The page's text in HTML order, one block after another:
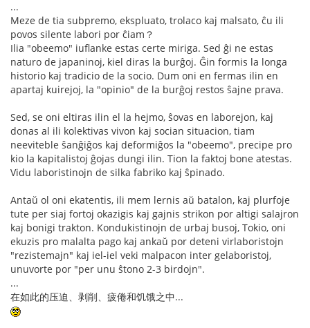
...
Meze de tia subpremo, ekspluato, trolaco kaj malsato, ĉu ili
povos silente labori por ĉiam？
Ilia "obeemo" iuflanke estas certe miriga. Sed ĝi ne estas
naturo de japaninoj, kiel diras la burĝoj. Ĝin formis la longa
historio kaj tradicio de la socio. Dum oni en fermas ilin en
apartaj kuirejoj, la "opinio" de la burĝoj restos ŝajne prava.
Sed, se oni eltiras ilin el la hejmo, ŝovas en laborejon, kaj
donas al ili kolektivas vivon kaj socian situacion, tiam
neeviteble ŝanĝiĝos kaj deformiĝos la "obeemo", precipe pro
kio la kapitalistoj ĝojas dungi ilin. Tion la faktoj bone atestas.
Vidu laboristinojn de silka fabriko kaj ŝpinado.
Antaŭ ol oni ekatentis, ili mem lernis aŭ batalon, kaj plurfoje
tute per siaj fortoj okazigis kaj gajnis strikon por altigi salajron
kaj bonigi trakton. Kondukistinojn de urbaj busoj, Tokio, oni
ekuzis pro malalta pago kaj ankaŭ por deteni virlaboristojn
"rezistemajn" kaj iel-iel veki malpacon inter gelaboristoj,
unuvorte por "per unu ŝtono 2-3 birdojn".
...
在如此的压迫、剥削、疲倦和饥饿之中...